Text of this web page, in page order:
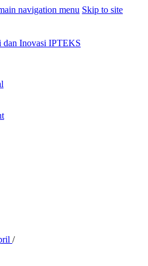
navigation menu Skip to site
dan Inovasi IPTEKS
/